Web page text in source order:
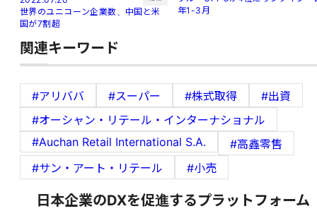
世界のユニコーン企業数、中国と米
国が7割超
年1-3月
関連キーワード
#アリババ #スーパー #株式取得
#出資
#オーシャン・リテール・インターナショナル
#Auchan Retail International S.A.
#高鑫零售
#サン・アート・リテール
#小売
日本企業のDXを促進するプラットフォーム